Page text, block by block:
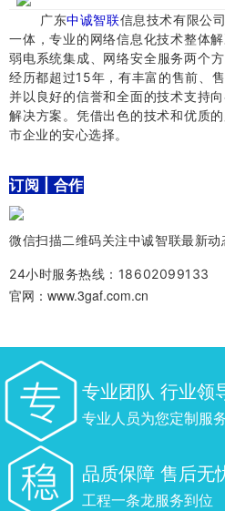
​广东中诚智联信息技术有限公
一体，专业的网络信息化技术整体
弱电系统集成、网络安全服务两个
经历都超过15年，有丰富的售前、
并以良好的信誉和全面的技术支持
解决方案。 凭借出色的技术和优质
市企业的安心选择。
订阅 | 合作
微信扫描二维码关注中诚智联最新动
24小时服务热线：18602099133
官网：www.3gaf.com.cn
专业团队 行业领
专业人员为您定制服
品质保障 售后无
工程一条龙服务到位